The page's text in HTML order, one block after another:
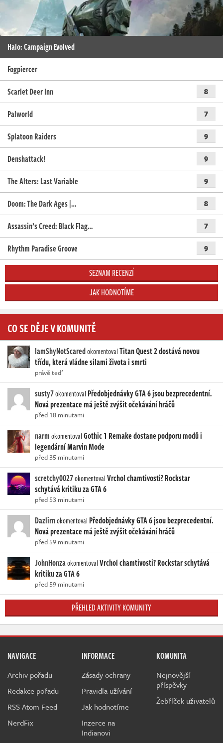
Halo: Campaign Evolved
Fogpiercer
Scarlet Deer Inn
8
Palworld 7
Splatoon Raiders 9
Denshattack! 9
The Alters: Last Variable 9
Doom: The Dark Ages |… 8
Assassin’s Creed: Black Flag… 7
Rhythm Paradise Groove 9
SEZNAM RECENZÍ
JAK HODNOTÍME
CO SE DĚJE V KOMUNITĚ
IamShyNotScaredokomentovalTitan Quest 2 dostává novou
třídu, která vládne silami života i smrti
právě teď
susty7okomentoval Předobjednávky GTA 6 jsou bezprecedentní.
Nová prezentace má ještě zvýšit očekávání hráčů
před 18 minutami
narmokomentovalGothic 1 Remake dostane podporu modů i
legendární Marvin Mode
před 35 minutami
scretchy0027okomentovalVrchol chamtivosti? Rockstar
schytává kritiku za GTA 6
před 53 minutami
Dazlirnokomentoval Předobjednávky GTA 6 jsou bezprecedentní.
Nová prezentace má ještě zvýšit očekávání hráčů
před 59 minutami
JohnHonzaokomentovalVrchol chamtivosti? Rockstar schytává
kritiku za GTA 6
před 59 minutami
PŘEHLED AKTIVITY KOMUNITY
NAVIGACE
Archiv pořadu
Redakce pořadu
RSS Atom Feed
NerdFix
INFORMACE
Zásady ochrany
Pravidla užívání
Jak hodnotíme
Inzerce na
Indianovi
KOMUNITA
Nejnovější
příspěvky
Žebříček uživatelů